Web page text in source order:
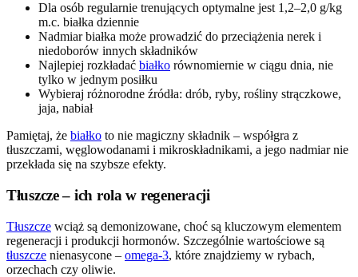
Dla osób regularnie trenujących optymalne jest 1,2–2,0 g/kg
m.c. białka dziennie
Nadmiar białka może prowadzić do przeciążenia nerek i
niedoborów innych składników
Najlepiej rozkładać białko równomiernie w ciągu dnia, nie
tylko w jednym posiłku
Wybieraj różnorodne źródła: drób, ryby, rośliny strączkowe,
jaja, nabiał
Pamiętaj, że białko to nie magiczny składnik – współgra z
tłuszczami, węglowodanami i mikroskładnikami, a jego nadmiar nie
przekłada się na szybsze efekty.
Tłuszcze – ich rola w regeneracji
Tłuszcze wciąż są demonizowane, choć są kluczowym elementem
regeneracji i produkcji hormonów. Szczególnie wartościowe są
tłuszcze nienasycone – omega-3, które znajdziemy w rybach,
orzechach czy oliwie.